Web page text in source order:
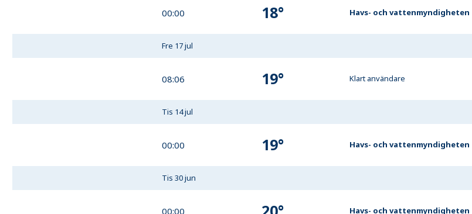
00:00 18° Havs- och vattenmyndigheten
Fre 17 jul
08:06 19° Klart användare
Tis 14 jul
00:00 19° Havs- och vattenmyndigheten
Tis 30 jun
00:00 Havs- och vattenmyndigheten